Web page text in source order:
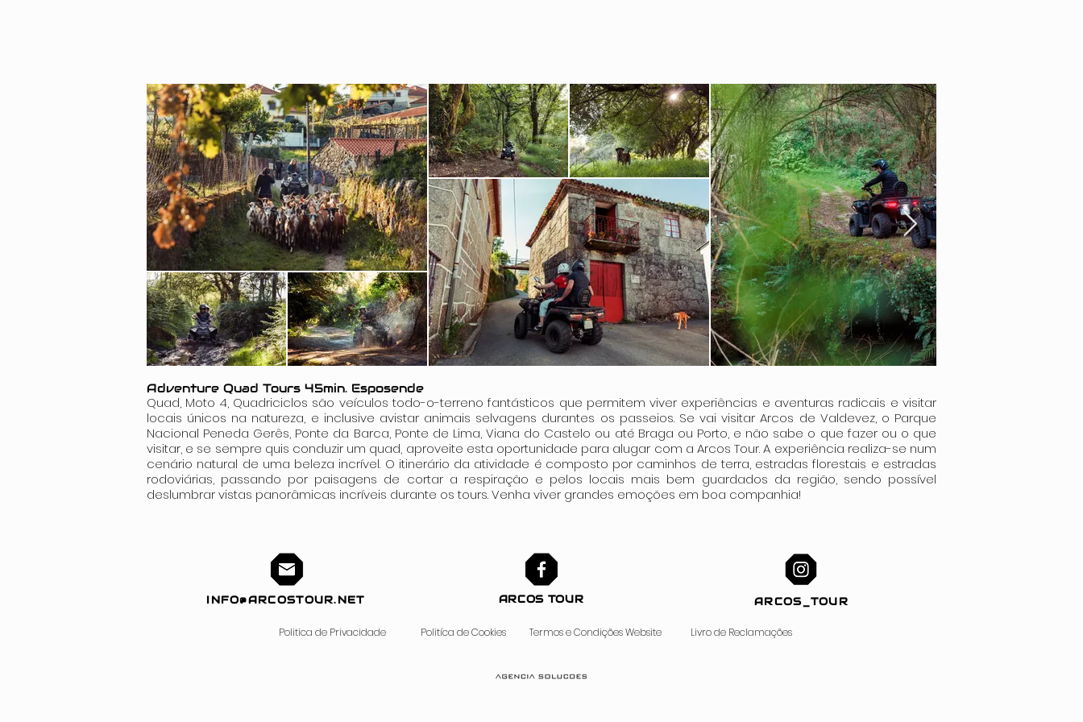
Adventure Quad Tours 45min. Esposende
Quad, Moto 4, Quadriciclos são veículos todo-o-terreno fantásticos que permitem viver experiências e aventuras radicais e visitar
locais únicos na natureza, e inclusive avistar animais selvagens durantes os passeios. Se vai visitar Arcos de Valdevez, o Parque
Nacional Peneda Gerês, Ponte da Barca, Ponte de Lima, Viana do Castelo ou até Braga ou Porto, e não sabe o que fazer ou o que
visitar, e se sempre quis conduzir um quad, aproveite esta oportunidade para alugar com a Arcos Tour. A experiência realiza-se num
cenário natural de uma beleza incrível. O itinerário da atividade é composto por caminhos de terra, estradas florestais e estradas
rodoviárias, passando por paisagens de cortar a respiração e pelos locais mais bem guardados da região, sendo possível
deslumbrar vistas panorâmicas incríveis durante os tours. Venha viver grandes emoções em boa companhia!
INFO@ARCOSTOUR.NET ARCOS TOUR ARCOS_TOUR
Politica de Privacidade Politíca de Cookies Termos e Condições Website Livro de Reclamações